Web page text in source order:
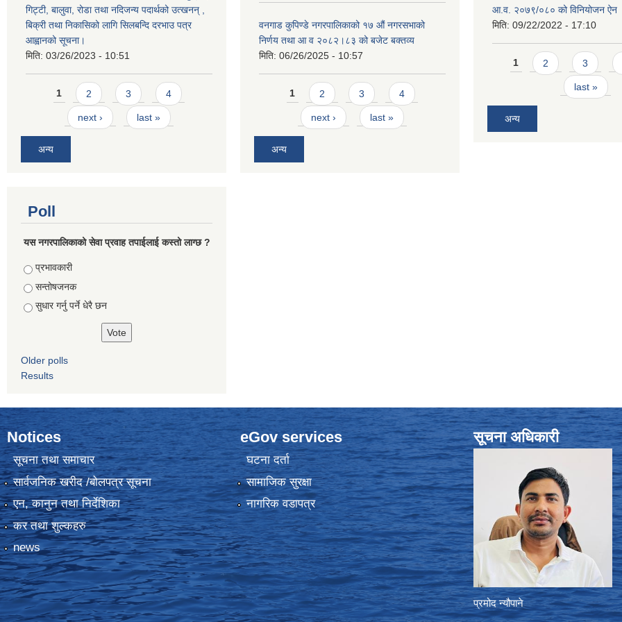
गिट्टी, बालुवा, रोडा तथा नदिजन्य पदार्थको उत्खनन् ,
बिक्री तथा निकासिको लागि सिलबन्दि दरभाउ पत्र
आह्वानको सूचना।
मिति: 03/26/2023 - 10:51
Pages
1 2 3 4
next › last »
अन्य
वनगाड कुपिण्डे नगरपालिकाको १७ ‍औं नगरसभाको
निर्णय तथा आ व २०८२।८३ को बजेट बक्तव्य
मिति: 06/26/2025 - 10:57
Pages
1 2 3 4
next › last »
अन्य
आ.व. २०७९/०८० को विनियोजन ऐन
मिति: 09/22/2022 - 17:10
Pages
1 2 3
last »
अन्य
Poll
यस नगरपालिकाको सेवा प्रवाह तपाईलाई कस्तो लाग्छ ?
Choices
प्रभावकारी
सन्तोषजनक
सुधार गर्नु पर्ने धेरै छन
Older polls
Results
Notices
सूचना तथा समाचार
सार्वजनिक खरीद /बोलपत्र सूचना
एन, कानुन तथा निर्देशिका
कर तथा शुल्कहरु
news
eGov services
घटना दर्ता
सामाजिक सुरक्षा
नागरिक वडापत्र
सूचना अधिकारी
प्रमोद न्यौपाने